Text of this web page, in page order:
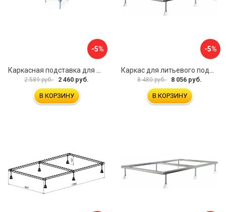
-5%
Каркасная подставка для душевого поддона ВИЗ ANTIKA КР-900
2 589 руб. 2 460 руб.
В КОРЗИНУ
-5%
Каркас для литьевого поддона ALLEN BRAU 267188
8 480 руб. 8 056 руб.
В КОРЗИНУ